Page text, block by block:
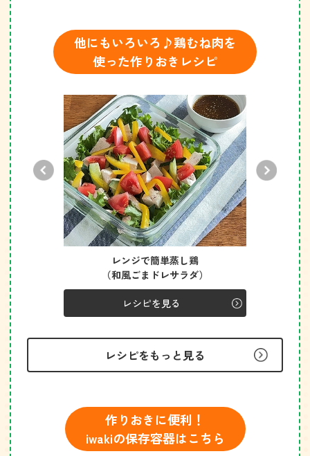
他にもいろいろ♪鶏むね肉を
使った作りおきレシピ
レンジで簡単蒸し鶏
（和風ごまドレサラダ）
レシピを見る
レシピをもっと見る
作りおきに便利！
iwakiの保存容器はこちら